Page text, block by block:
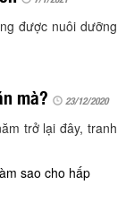
được nuôi dưỡng
mà? 23/12/2020
trở lại đây, tranh